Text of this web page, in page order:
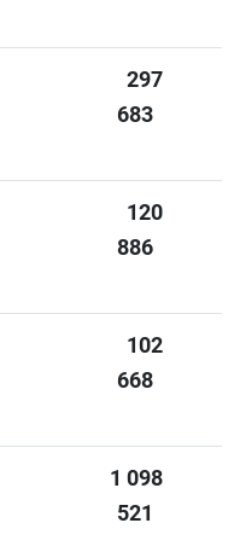
297
683
120
886
102
668
1 098
521